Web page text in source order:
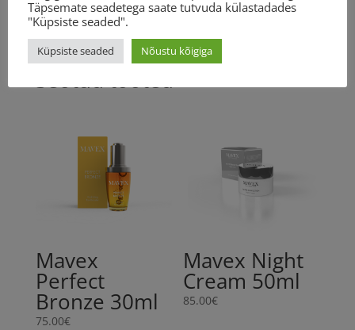
ALCOHOL, HYDROXYACETOPHENONE.
Seotud tooted
Mavex
Perfect
Bronze 30ml
75.00€
Mavex Night
Cream 50ml
85.00€
Täpsemate seadetega saate tutvuda külastadades
"Küpsiste seaded".
Küpsiste seaded Nõustu kõigiga